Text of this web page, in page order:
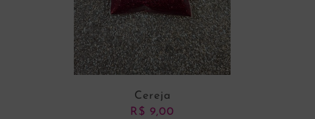
Cereja
R$ 9,00